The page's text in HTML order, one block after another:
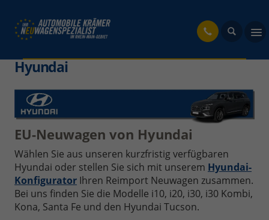
Hyundai
EU-Neuwagen von Hyundai
Wählen Sie aus unseren kurzfristig verfügbaren
Hyundai oder stellen Sie sich mit unserem Hyundai-
Konfigurator Ihren Reimport Neuwagen zusammen.
Bei uns finden Sie die Modelle i10, i20, i30, i30 Kombi,
Kona, Santa Fe und den Hyundai Tucson.